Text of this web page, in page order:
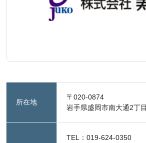
所在地
〒020-0874
岩手県盛岡市南大通2丁
TEL：019-624-0350